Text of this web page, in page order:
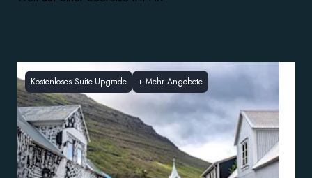
Kostenloses Suite-Upgrade + Mehr Angebote